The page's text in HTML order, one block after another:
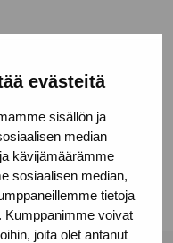
evästeitä
sisällön ja
median
kävijämäärämme
sosiaalisen median,
tietoja
voivat
joita olet antanut